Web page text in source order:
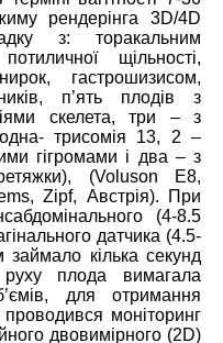
рендерінга 3D/4D
з: торакальним
щільності,
гастрошизисом,
п’ять плодів з
скелета, три – з
трисомія 13, 2 –
гігромами і два – з
(Voluson E8,
Zipf, Австрія). При
(4-8.5
датчика (4.5-
кілька секунд
плода вимагала
для отримання
моніторинг
двовимірного (2D)